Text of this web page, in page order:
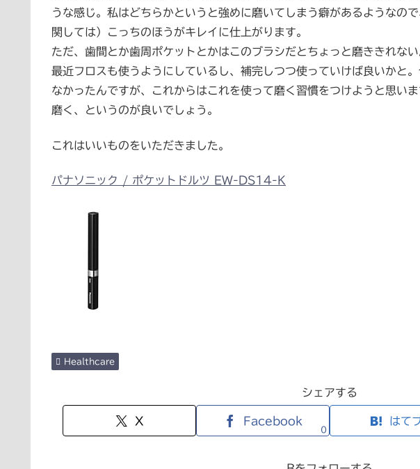
うな感じ。私はどちらかというと強めに磨いてしまう癖があるようなの
関しては）こっちのほうがキレイに仕上がります。
ただ、歯間とか歯周ポケットとかはこのブラシだとちょっと磨ききれな
最近フロスも使うようにしているし、補完しつつ使っていけば良いかと
なかったんですが、これからはこれを使って磨く習慣をつけようと思い
磨く、というのが良いでしょう。
これはいいものをいただきました。
パナソニック / ポケットドルツ EW-DS14-K
Healthcare
シェアする
X Facebook
0
はて